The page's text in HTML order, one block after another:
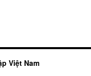
Việt Nam